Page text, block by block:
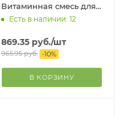
Витаминная смесь для
собак, 180 таблеток
Есть в наличии: 12
869.35руб./шт
965.95руб. -10%
В КОРЗИНУ